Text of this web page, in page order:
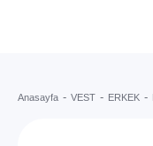
Anasayfa VEST ERKEK